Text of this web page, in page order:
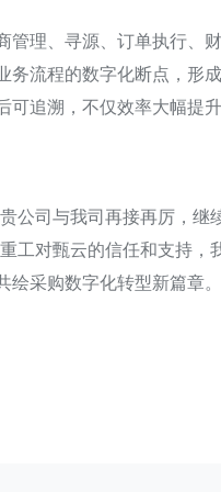
管理、寻源、订单执行、
务流程的数字化断点，形
追溯，不仅效率大幅提升
公司与我司再接再厉，
工对甄云的信任和支持
采购数字化转型新篇章。